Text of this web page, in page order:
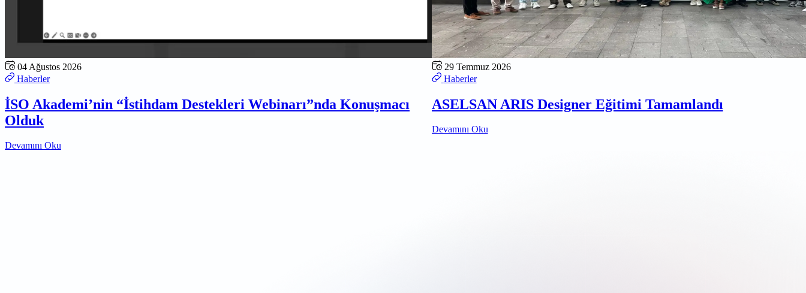
04 Ağustos 2026
Haberler
İSO Akademi’nin “İstihdam Destekleri Webinarı”nda Konuşmacı
Olduk
Devamını Oku
29 Temmuz 2026
Haberler
ASELSAN ARIS Designer Eğitimi Tamamlandı
Devamını Oku